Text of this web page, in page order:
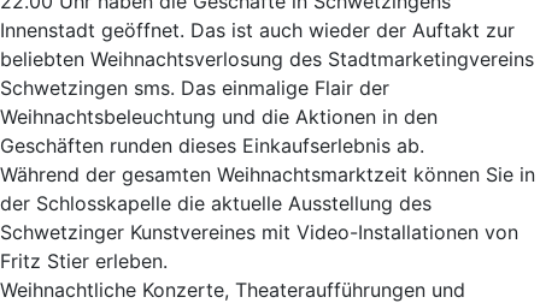
Innenstadt geöffnet. Das ist auch wieder der Auftakt zur
beliebten Weihnachtsverlosung des Stadtmarketingvereins
Schwetzingen sms. Das einmalige Flair der
Weihnachtsbeleuchtung und die Aktionen in den
Geschäften runden dieses Einkaufserlebnis ab.
Während der gesamten Weihnachtsmarktzeit können Sie in
der Schlosskapelle die aktuelle Ausstellung des
Schwetzinger Kunstvereines mit Video-Installationen von
Fritz Stier erleben.
Weihnachtliche Konzerte, Theateraufführungen und